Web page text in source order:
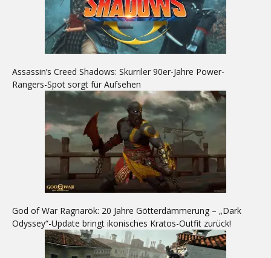
Assassin’s Creed Shadows: Skurriler 90er-Jahre Power-
Rangers-Spot sorgt für Aufsehen
God of War Ragnarök: 20 Jahre Götterdämmerung – „Dark
Odyssey“-Update bringt ikonisches Kratos-Outfit zurück!